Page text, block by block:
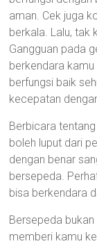
aman. Cek juga
berkala. Lalu, tak
Gangguan pada
berkendara
berfungsi baik
kecepatan
Berbicara
boleh luput dari
dengan benar
bersepeda.
bisa berkendara
Bersepeda
memberi kamu